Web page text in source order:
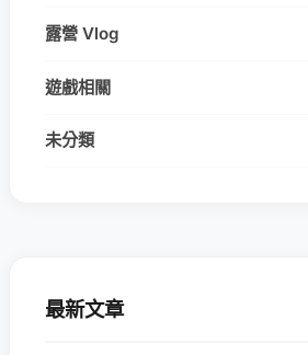
露營 Vlog
遊戲相關
未分類
最新文章